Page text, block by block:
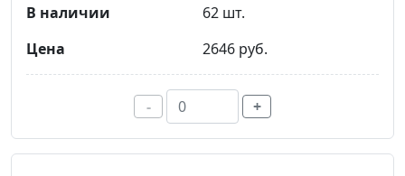
62 шт.
2646 руб.
- +